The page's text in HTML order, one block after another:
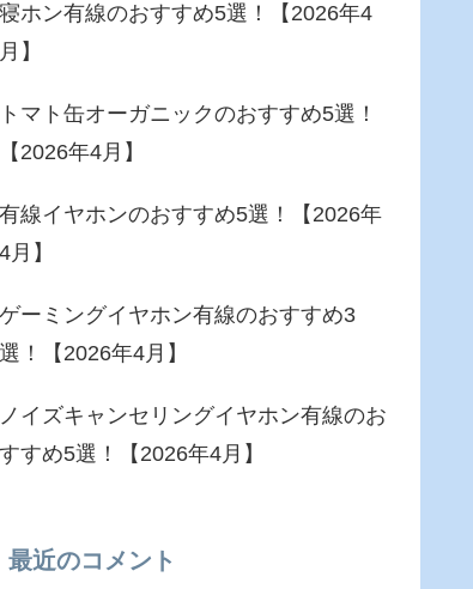
寝ホン有線のおすすめ5選！【2026年4
月】
トマト缶オーガニックのおすすめ5選！
【2026年4月】
有線イヤホンのおすすめ5選！【2026年
4月】
ゲーミングイヤホン有線のおすすめ3
選！【2026年4月】
ノイズキャンセリングイヤホン有線のお
すすめ5選！【2026年4月】
最近のコメント